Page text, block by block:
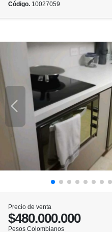
Código. 10027059
Precio de venta
$480.000.000
Pesos Colombianos